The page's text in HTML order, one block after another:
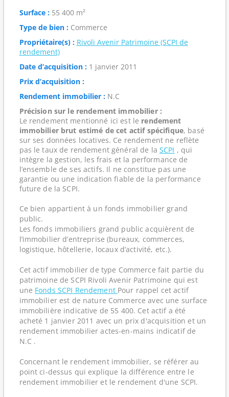
Surface :55 400 m²
Type de bien :Commerce
Propriétaire(s) : Rivoli Avenir Patrimoine (SCPI de
rendement)
Date d’acquisition :1 janvier 2011
Prix d’acquisition :
Rendement immobilier :N.C
Précision sur le rendement immobilier :
Le rendement mentionné ici est le rendement
immobilier brut estimé de cet actif spécifique, basé
sur ses données locatives. Ce rendement ne reflète
pas le taux de rendement général de la SCPI , qui
intègre la gestion, les frais et la performance de
l’ensemble de ses actifs. Il ne constitue pas une
garantie ou une indication fiable de la performance
future de la SCPI.
Ce bien appartient à un fonds immobilier grand
public.
Les fonds immobiliers grand public acquièrent de
l’immobilier d’entreprise (bureaux, commerces,
logistique, hôtellerie, locaux d’activité, etc.).
Cet actif immobilier de type Commerce fait partie du
patrimoine de SCPI Rivoli Avenir Patrimoine qui est
une Fonds SCPI Rendement Pour rappel cet actif
immobilier est de nature Commerce avec une surface
immobilière indicative de 55 400. Cet actif a été
acheté 1 janvier 2011 avec un prix d'acquisition et un
rendement immobilier actes-en-mains indicatif de
N.C .
Concernant le rendement immobilier, se référer au
point ci-dessus qui explique la différence entre le
rendement immobilier et le rendement d'une SCPI.